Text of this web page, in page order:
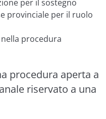
per il sostegno
provinciale per il ruolo
procedura
procedura aperta a
riservato a una